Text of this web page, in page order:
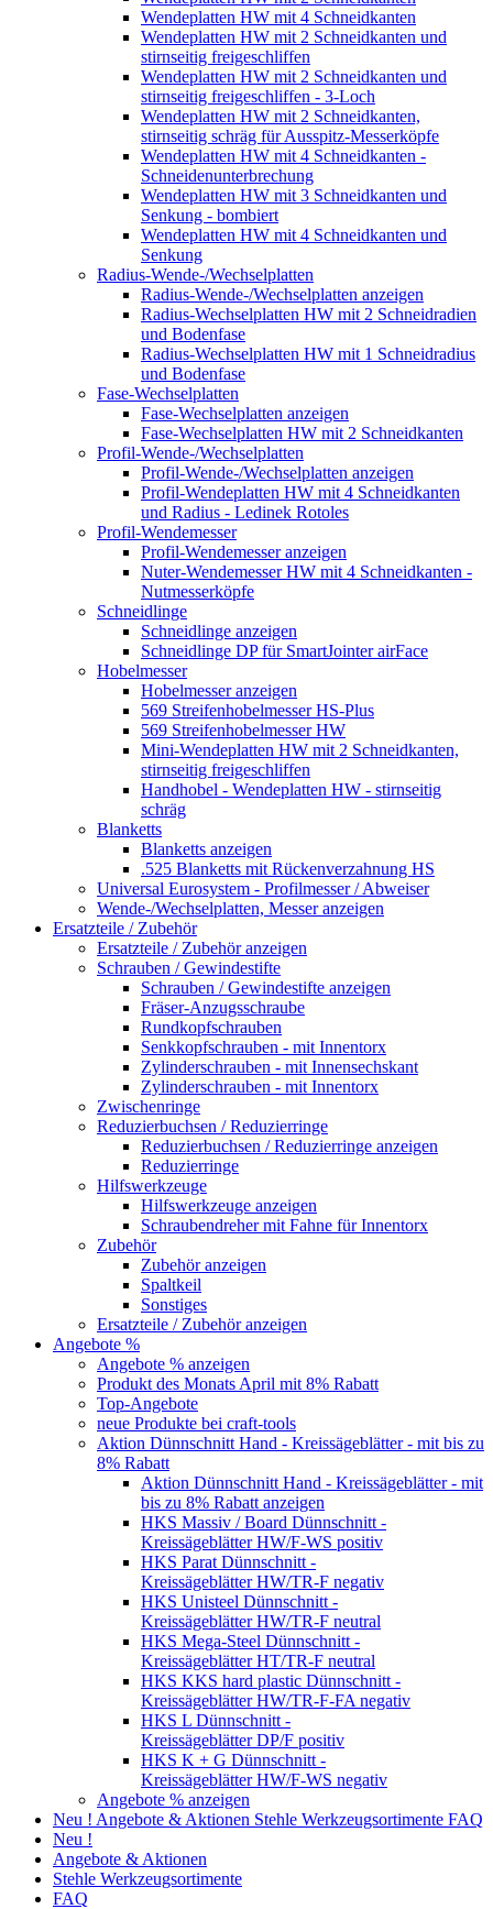
Wendeplatten HW mit 4 Schneidkanten
Wendeplatten HW mit 2 Schneidkanten und
stirnseitig freigeschliffen
Wendeplatten HW mit 2 Schneidkanten und
stirnseitig freigeschliffen - 3-Loch
Wendeplatten HW mit 2 Schneidkanten,
stirnseitig schräg für Ausspitz-Messerköpfe
Wendeplatten HW mit 4 Schneidkanten -
Schneidenunterbrechung
Wendeplatten HW mit 3 Schneidkanten und
Senkung - bombiert
Wendeplatten HW mit 4 Schneidkanten und
Senkung
Radius-Wende-/Wechselplatten
Radius-Wende-/Wechselplatten anzeigen
Radius-Wechselplatten HW mit 2 Schneidradien
und Bodenfase
Radius-Wechselplatten HW mit 1 Schneidradius
und Bodenfase
Fase-Wechselplatten
Fase-Wechselplatten anzeigen
Fase-Wechselplatten HW mit 2 Schneidkanten
Profil-Wende-/Wechselplatten
Profil-Wende-/Wechselplatten anzeigen
Profil-Wendeplatten HW mit 4 Schneidkanten
und Radius - Ledinek Rotoles
Profil-Wendemesser
Profil-Wendemesser anzeigen
Nuter-Wendemesser HW mit 4 Schneidkanten -
Nutmesserköpfe
Schneidlinge
Schneidlinge anzeigen
Schneidlinge DP für SmartJointer airFace
Hobelmesser
Hobelmesser anzeigen
569 Streifenhobelmesser HS-Plus
569 Streifenhobelmesser HW
Mini-Wendeplatten HW mit 2 Schneidkanten,
stirnseitig freigeschliffen
Handhobel - Wendeplatten HW - stirnseitig
schräg
Blanketts
Blanketts anzeigen
.525 Blanketts mit Rückenverzahnung HS
Universal Eurosystem - Profilmesser / Abweiser
Wende-/Wechselplatten, Messer anzeigen
Ersatzteile / Zubehör
Ersatzteile / Zubehör anzeigen
Schrauben / Gewindestifte
Schrauben / Gewindestifte anzeigen
Fräser-Anzugsschraube
Rundkopfschrauben
Senkkopfschrauben - mit Innentorx
Zylinderschrauben - mit Innensechskant
Zylinderschrauben - mit Innentorx
Zwischenringe
Reduzierbuchsen / Reduzierringe
Reduzierbuchsen / Reduzierringe anzeigen
Reduzierringe
Hilfswerkzeuge
Hilfswerkzeuge anzeigen
Schraubendreher mit Fahne für Innentorx
Zubehör
Zubehör anzeigen
Spaltkeil
Sonstiges
Ersatzteile / Zubehör anzeigen
Angebote %
Angebote % anzeigen
Produkt des Monats April mit 8% Rabatt
Top-Angebote
neue Produkte bei craft-tools
Aktion Dünnschnitt Hand - Kreissägeblätter - mit bis zu
8% Rabatt
Aktion Dünnschnitt Hand - Kreissägeblätter - mit
bis zu 8% Rabatt anzeigen
HKS Massiv / Board Dünnschnitt -
Kreissägeblätter HW/F-WS positiv
HKS Parat Dünnschnitt -
Kreissägeblätter HW/TR-F negativ
HKS Unisteel Dünnschnitt -
Kreissägeblätter HW/TR-F neutral
HKS Mega-Steel Dünnschnitt -
Kreissägeblätter HT/TR-F neutral
HKS KKS hard plastic Dünnschnitt -
Kreissägeblätter HW/TR-F-FA negativ
HKS L Dünnschnitt -
Kreissägeblätter DP/F positiv
HKS K + G Dünnschnitt -
Kreissägeblätter HW/F-WS negativ
Angebote % anzeigen
Neu ! Angebote & Aktionen Stehle Werkzeugsortimente FAQ
Neu !
Angebote & Aktionen
Stehle Werkzeugsortimente
FAQ